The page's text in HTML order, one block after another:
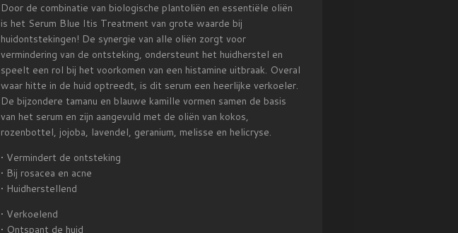
Door de combinatie van biologische plantoliën en essentiële oliën
is het Serum Blue Itis Treatment van grote waarde bij
huidontstekingen! De synergie van alle oliën zorgt voor
vermindering van de ontsteking, ondersteunt het huidherstel en
speelt een rol bij het voorkomen van een histamine uitbraak. Overal
waar hitte in de huid optreedt, is dit serum een heerlijke verkoeler.
De bijzondere tamanu en blauwe kamille vormen samen de basis
van het serum en zijn aangevuld met de oliën van kokos,
rozenbottel, jojoba, lavendel, geranium, melisse en helicryse.
• Vermindert de ontsteking
• Bij rosacea en acne
• Huidherstellend
• Verkoelend
• Ontspant de huid